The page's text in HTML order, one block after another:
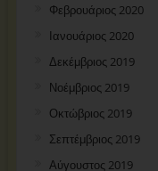
Φεβρουάριος 2020
Ιανουάριος 2020
Δεκέμβριος 2019
Νοέμβριος 2019
Οκτώβριος 2019
Σεπτέμβριος 2019
Αύγουστος 2019